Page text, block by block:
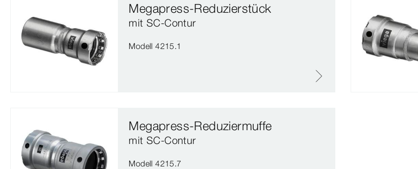
Megapress-Reduzierstück
mit SC‑Contur
Modell 4215.1
Megapress-Reduziermuffe
mit SC‑Contur
Modell 4215.7